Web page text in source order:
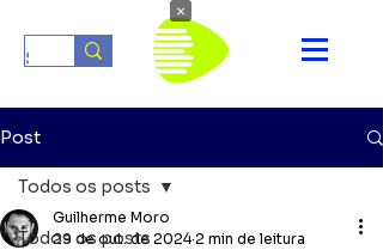
Post
Todos os posts
Todos os posts
Guilherme Moro
29 de out. de 2024 2 min de leitura
×